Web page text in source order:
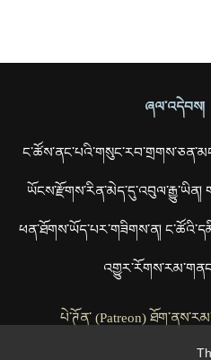
ཞལ་འདེབས།
ཡོངས་རྫོགས་རིན་མེད་དུ་འབུལ་རྒྱུ་ཡིན།
ཕན་ཐོགས་ཡོད་པར་གཟིགས་ན།
པེ་ཊོན་ (Patreon)